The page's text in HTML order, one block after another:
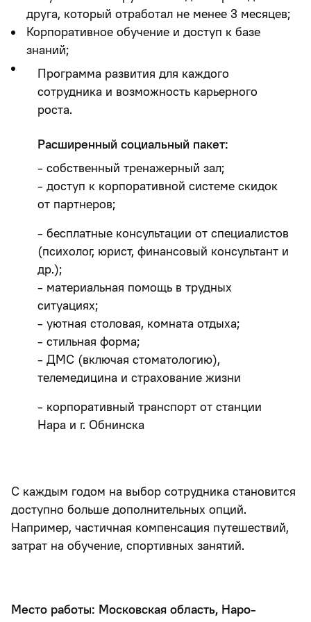
друга, который отработал не менее 3 месяцев;
Корпоративное обучение и доступ к базе
знаний;
Программа развития для каждого
сотрудника и возможность карьерного
роста.
Расширенный социальный пакет:
- собственный тренажерный зал;
- доступ к корпоративной системе скидок
от партнеров;
- бесплатные консультации от специалистов
(психолог, юрист, финансовый консультант и
др.);
- материальная помощь в трудных
ситуациях;
- уютная столовая, комната отдыха;
- стильная форма;
- ДМС (включая стоматологию),
телемедицина и страхование жизни
- корпоративный транспорт от станции
Нара и г. Обнинска
С каждым годом на выбор сотрудника становится
доступно больше дополнительных опций.
Например, частичная компенсация путешествий,
затрат на обучение, спортивных занятий.
Место работы: Московская область, Наро-